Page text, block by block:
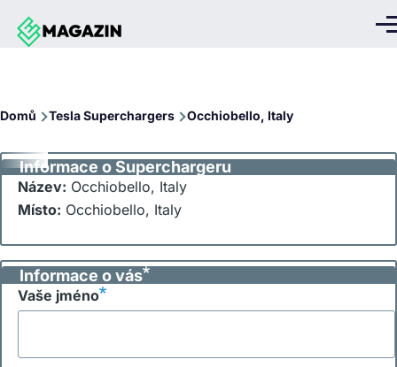
Přejít k hlavnímu obsahu
Domů Tesla Superchargers Occhiobello, Italy
Informace o Superchargeru
Název: Occhiobello, Italy
Místo: Occhiobello, Italy
Informace o vás
Vaše jméno